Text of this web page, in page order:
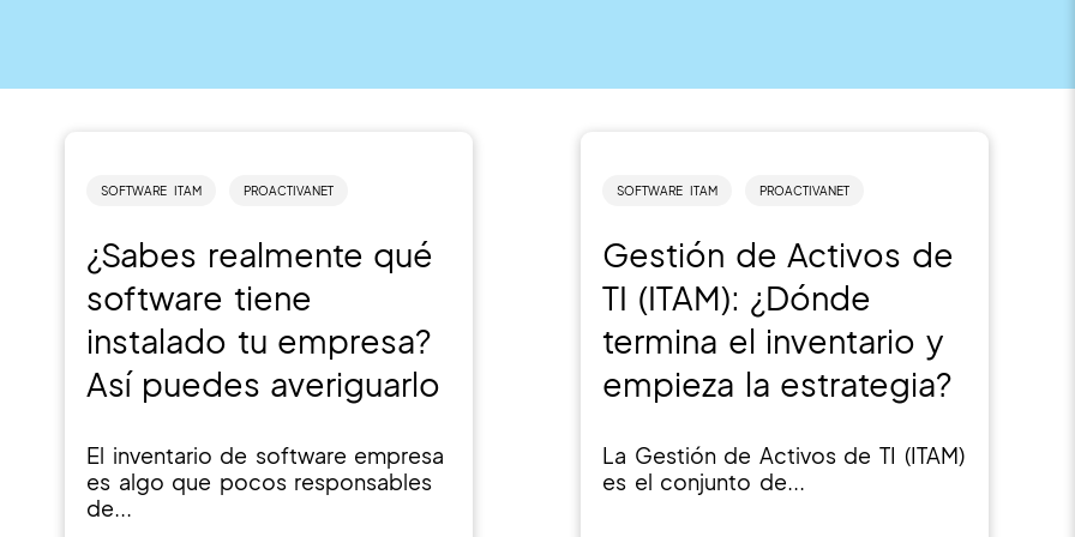
SOFTWARE ITAM PROACTIVANET
¿Sabes realmente qué
software tiene
instalado tu empresa?
Así puedes averiguarlo
El inventario de software empresa
es algo que pocos responsables
de...
SOFTWARE ITAM PROACTIVANET
Gestión de Activos de
TI (ITAM): ¿Dónde
termina el inventario y
empieza la estrategia?
La Gestión de Activos de TI (ITAM)
es el conjunto de...